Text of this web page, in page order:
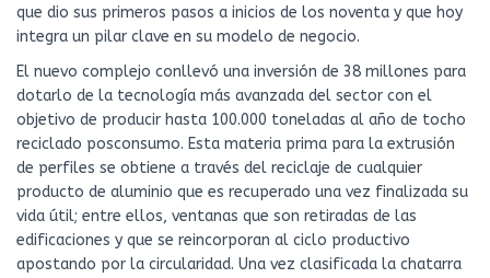
que dio sus primeros pasos a inicios de los noventa y que hoy
integra un pilar clave en su modelo de negocio.
El nuevo complejo conllevó una inversión de 38 millones para
dotarlo de la tecnología más avanzada del sector con el
objetivo de producir hasta 100.000 toneladas al año de tocho
reciclado posconsumo. Esta materia prima para la extrusión
de perfiles se obtiene a través del reciclaje de cualquier
producto de aluminio que es recuperado una vez finalizada su
vida útil; entre ellos, ventanas que son retiradas de las
edificaciones y que se reincorporan al ciclo productivo
apostando por la circularidad. Una vez clasificada la chatarra